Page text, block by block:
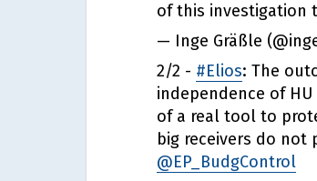
of this investigation
— Inge Gräßle
2/2 - #Elios: The
independence of
of a real tool to
big receivers do not
@EP_BudgControl